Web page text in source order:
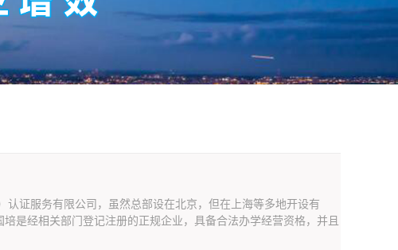
证服务有限公司，虽然总部设在北京，但在上海等多地开设有
是经相关部门登记注册的正规企业，具备合法办学经营资格，并且